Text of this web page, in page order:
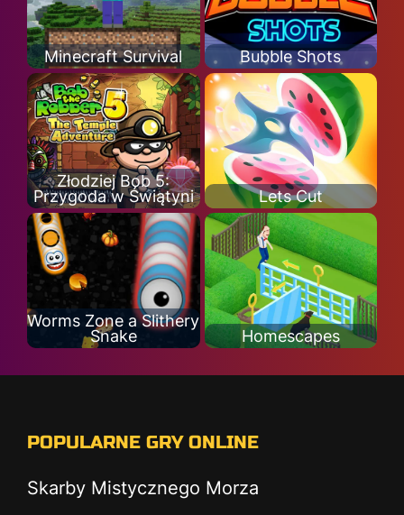
Minecraft Survival Bubble Shots
Złodziej Bob 5:
Przygoda w Świątyni
Lets Cut
Worms Zone a Slithery
Snake
Homescapes
POPULARNE GRY ONLINE
Skarby Mistycznego Morza